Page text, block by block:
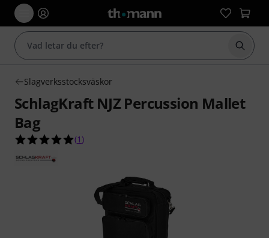
Börja
Slagverksstocksväskor
SchlagKraft NJZ Percussion Mallet
Bag
5.0 av 5 stjärnor från 1 kundbetyg
(1 )